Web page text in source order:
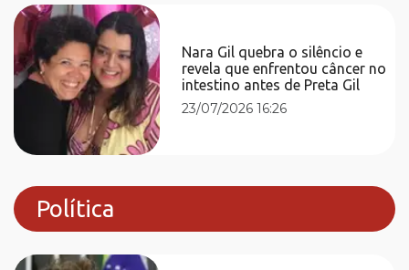
Nara Gil quebra o silêncio e
revela que enfrentou câncer no
intestino antes de Preta Gil
23/07/2026 16:26
Política